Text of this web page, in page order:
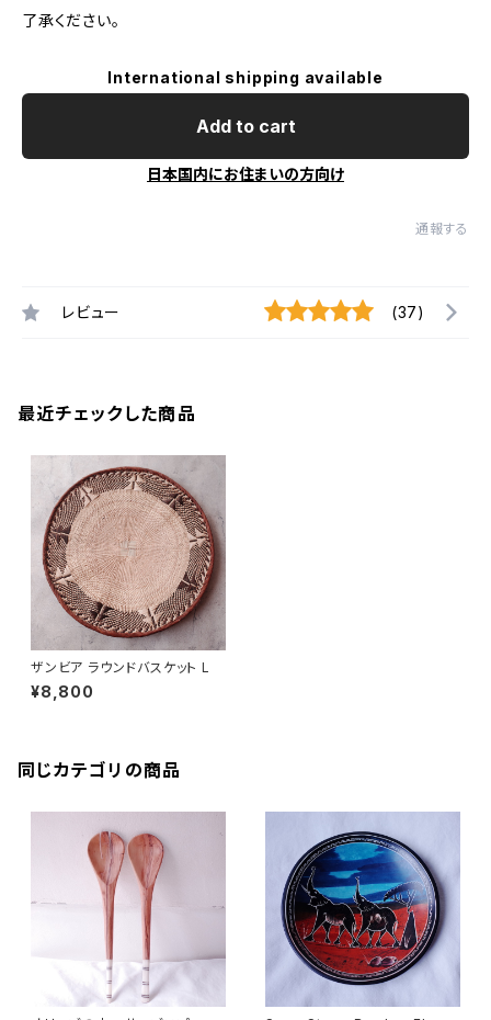
了承ください。
International shipping available
Add to cart
日本国内にお住まいの方向け
通報する
レビュー (37)
最近チェックした商品
ザンビア ラウンドバスケット L
¥8,800
同じカテゴリの商品